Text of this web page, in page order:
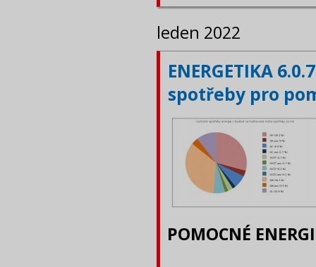
leden 2022
ENERGETIKA
spotřeby pro
POMOCNÉ